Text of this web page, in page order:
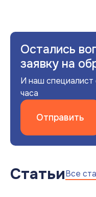
Остались
заявку на
И наш специалист
часа
Отправить
СтатьиВсе